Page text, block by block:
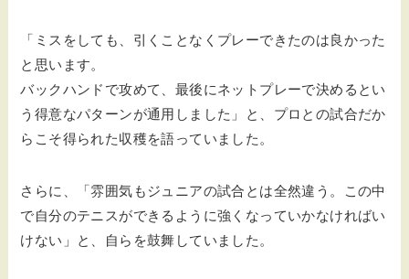
「ミスをしても、引くことなくプレーできたのは良かった
と思います。
バックハンドで攻めて、最後にネットプレーで決めるとい
う得意なパターンが通用しました」と、プロとの試合だか
らこそ得られた収穫を語っていました。
さらに、「雰囲気もジュニアの試合とは全然違う。この中
で自分のテニスができるように強くなっていかなければい
けない」と、自らを鼓舞していました。